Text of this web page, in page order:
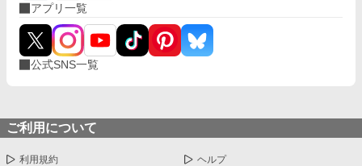
アプリ一覧
公式SNS一覧
ご利用について
利用規約 ヘルプ